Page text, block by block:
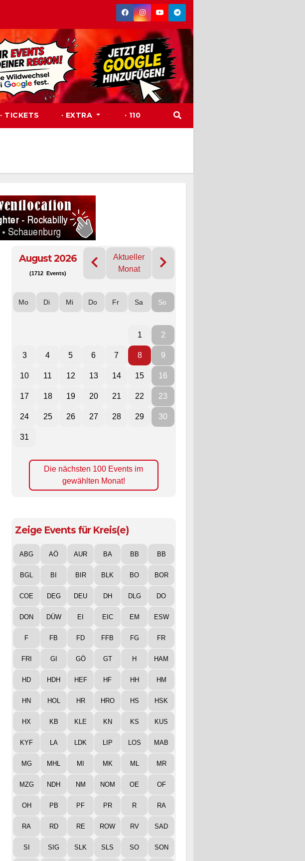
· TICKETS · EXTRA · 110
August 2026
(1712 Events)
Aktueller
Monat
Mo Di Mi Do Fr Sa So
1 2
3 4 5 6 7 8 9
10 11 12 13 14 15 16
17 18 19 20 21 22 23
24 25 26 27 28 29 30
31
Die nächsten 100 Events im
gewählten Monat!
Zeige Events für Kreis(e)
ABG AÖ AUR BA BB BB
BGL BI BIR BLK BO BOR
COE DEG DEU DH DLG DO
DON DÜW EI EIC EM ESW
F FB FD FFB FG FR
FRI GI GÖ GT H HAM
HD HDH HEF HF HH HM
HN HOL HR HRO HS HSK
HX KB KLE KN KS KUS
KYF LA LDK LIP LOS MAB
MG MHL MI MK ML MR
MZG NDH NM NOM OE OF
OH PB PF PR R RA
RA RD RE ROW RV SAD
SI SIG SLK SLS SO SON